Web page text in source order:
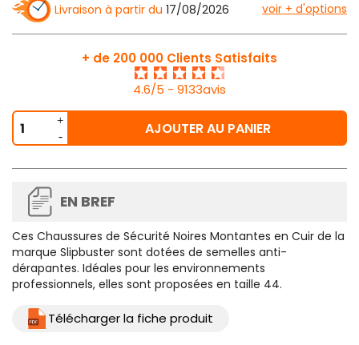
Livraison à partir du 17/08/2026 voir + d'options
+ de 200 000 Clients Satisfaits
4.6/5 - 9133avis
AJOUTER AU PANIER
EN BREF
Ces Chaussures de Sécurité Noires Montantes en Cuir de la
marque Slipbuster sont dotées de semelles anti-
dérapantes. Idéales pour les environnements
professionnels, elles sont proposées en taille 44.
Télécharger la fiche produit